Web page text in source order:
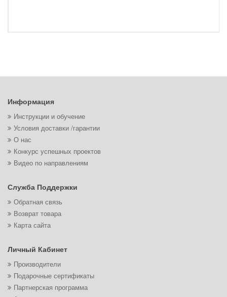
Информация
Инструкции и обучение
Условия доставки /гарантии
О нас
Конкурс успешных проектов
Видео по направлениям
Служба Поддержки
Обратная связь
Возврат товара
Карта сайта
Личный Кабинет
Производители
Подарочные сертификаты
Партнерская программа